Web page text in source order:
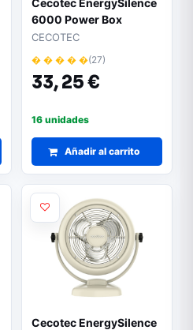
Cecotec EnergySilence
6000 Power Box
Ventilador de Suelo con
5 Aspas - 50W -
Funcionamiento
Silencioso - Rejilla
Multidireccional -
Temporizador
Programable - 3
Velocidades - Color
Blanco
CECOTEC
� � � � �(27)
33,25 €
16 unidades
Añadir al carrito
Cecotec EnergySilence